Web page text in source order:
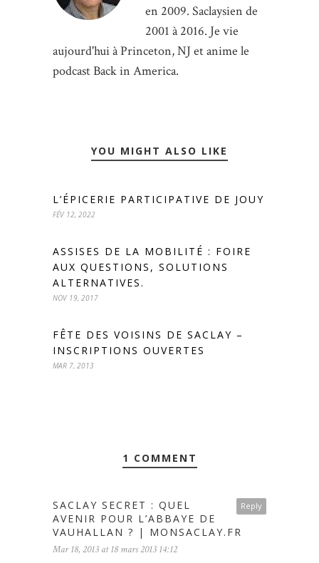
en 2009. Saclaysien de
2001 à 2016. Je vie
aujourd'hui à Princeton, NJ et anime le
podcast Back in America.
YOU MIGHT ALSO LIKE
L’ÉPICERIE PARTICIPATIVE DE JOUY
FÉV 12, 2022
ASSISES DE LA MOBILITÉ : FOIRE
AUX QUESTIONS, SOLUTIONS
ALTERNATIVES.
NOV 19, 2017
FÊTE DES VOISINS DE SACLAY –
INSCRIPTIONS OUVERTES
MAR 7, 2013
1 COMMENT
Reply
SACLAY SECRET : QUEL
AVENIR POUR L’ABBAYE DE
VAUHALLAN ? | MONSACLAY.FR
Mar 18, 2013 at 18 mars 2013 14:12